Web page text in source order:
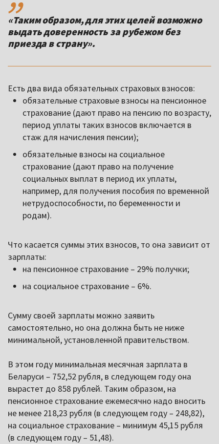
«Таким образом, для этих целей возможно
выдать доверенность за рубежом без
приезда в страну».
Есть два вида обязательных страховых взносов:
обязательные страховые взносы на пенсионное
страхование (дают право на пенсию по возрасту,
период уплаты таких взносов включается в
стаж для начисления пенсии);
обязательные взносы на социальное
страхование (дают право на получение
социальных выплат в период их уплаты,
например, для получения пособия по временной
нетрудоспособности, по беременности и
родам).
Что касается суммы этих взносов, то она зависит от
зарплаты:
на пенсионное страхование – 29% получки;
на социальное страхование – 6%.
Сумму своей зарплаты можно заявить
самостоятельно, но она должна быть не ниже
минимальной, установленной правительством.
В этом году минимальная месячная зарплата в
Беларуси – 752,52 рубля, в следующем году она
вырастет до 858 рублей. Таким образом, на
пенсионное страхование ежемесячно надо вносить
не менее 218,23 рубля (в следующем году – 248,82),
на социальное страхование – минимум 45,15 рубля
(в следующем году – 51,48).